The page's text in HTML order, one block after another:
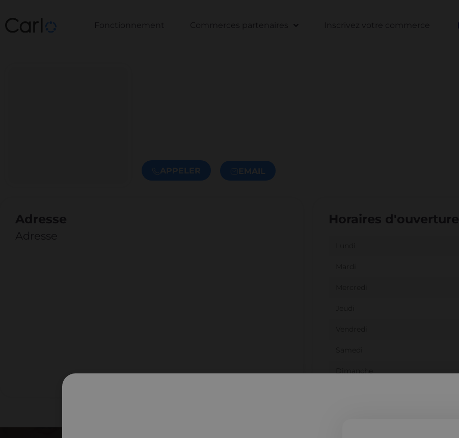
Fonctionnement Commerces partenaires Inscrivez votre commerce
APPELER EMAIL
Adresse
Adresse
Horaires d'ouverture